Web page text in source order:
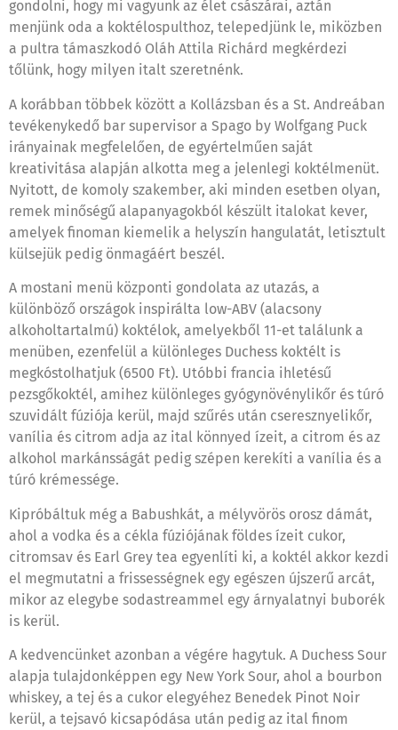
gondolni, hogy mi vagyunk az élet császárai, aztán
menjünk oda a koktélospulthoz, telepedjünk le, miközben
a pultra támaszkodó Oláh Attila Richárd megkérdezi
tőlünk, hogy milyen italt szeretnénk.
A korábban többek között a Kollázsban és a St. Andreában
tevékenykedő bar supervisor a Spago by Wolfgang Puck
irányainak megfelelően, de egyértelműen saját
kreativitása alapján alkotta meg a jelenlegi koktélmenüt.
Nyitott, de komoly szakember, aki minden esetben olyan,
remek minőségű alapanyagokból készült italokat kever,
amelyek finoman kiemelik a helyszín hangulatát, letisztult
külsejük pedig önmagáért beszél.
A mostani menü központi gondolata az utazás, a
különböző országok inspirálta low-ABV (alacsony
alkoholtartalmú) koktélok, amelyekből 11-et találunk a
menüben, ezenfelül a különleges Duchess koktélt is
megkóstolhatjuk (6500 Ft). Utóbbi francia ihletésű
pezsgőkoktél, amihez különleges gyógynövénylikőr és túró
szuvidált fúziója kerül, majd szűrés után cseresznyelikőr,
vanília és citrom adja az ital könnyed ízeit, a citrom és az
alkohol markánsságát pedig szépen kerekíti a vanília és a
túró krémessége.
Kipróbáltuk még a Babushkát, a mélyvörös orosz dámát,
ahol a vodka és a cékla fúziójának földes ízeit cukor,
citromsav és Earl Grey tea egyenlíti ki, a koktél akkor kezdi
el megmutatni a frissességnek egy egészen újszerű arcát,
mikor az elegybe sodastreammel egy árnyalatnyi buborék
is kerül.
A kedvencünket azonban a végére hagytuk. A Duchess Sour
alapja tulajdonképpen egy New York Sour, ahol a bourbon
whiskey, a tej és a cukor elegyéhez Benedek Pinot Noir
kerül, a tejsavó kicsapódása után pedig az ital finom